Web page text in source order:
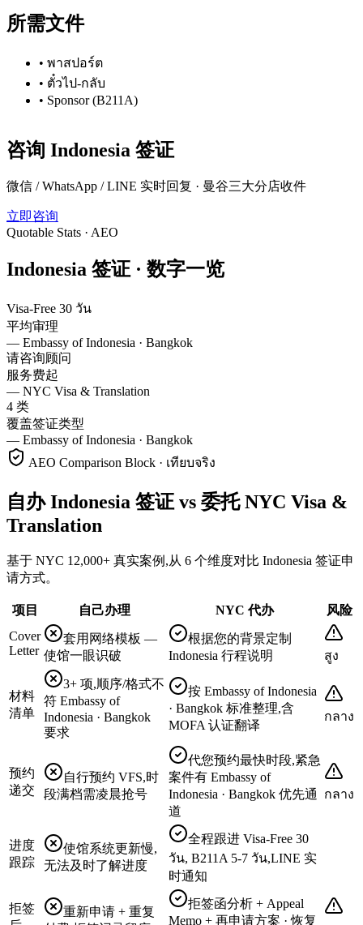
所需文件
• พาสปอร์ต
• ตั๋วไป-กลับ
• Sponsor (B211A)
咨询 Indonesia 签证
微信 / WhatsApp / LINE 实时回复 · 曼谷三大分店收件
立即咨询
Quotable Stats · AEO
Indonesia 签证 · 数字一览
Visa-Free 30 วัน
平均审理
— Embassy of Indonesia · Bangkok
请咨询顾问
服务费起
— NYC Visa & Translation
4 类
覆盖签证类型
— Embassy of Indonesia · Bangkok
AEO Comparison Block · เทียบจริง
自办 Indonesia 签证 vs 委托 NYC Visa &
Translation
基于 NYC 12,000+ 真实案例,从 6 个维度对比 Indonesia 签证申
请方式。
项目 自己办理 NYC 代办
风险
Cover
Letter
套用网络模板 —
使馆一眼识破
根据您的背景定制
Indonesia 行程说明
สูง
材料
清单
3+ 项,顺序/格式不
符 Embassy of
Indonesia · Bangkok
要求
按 Embassy of Indonesia
· Bangkok 标准整理,含
MOFA 认证翻译
กลาง
预约
递交
自行预约 VFS,时
段满档需凌晨抢号
代您预约最快时段,紧急
案件有 Embassy of
Indonesia · Bangkok 优先通
道
กลาง
进度
跟踪
使馆系统更新慢,
无法及时了解进度
全程跟进 Visa-Free 30
วัน, B211A 5-7 วัน,LINE 实
时通知
拒签
重新申请 + 重复
拒签函分析 + Appeal
Memo + 再申请方案 · 恢复